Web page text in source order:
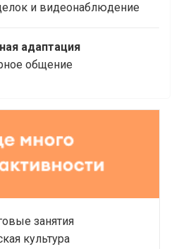
и видеонаблюдение
адаптация
общение
занятия
культура